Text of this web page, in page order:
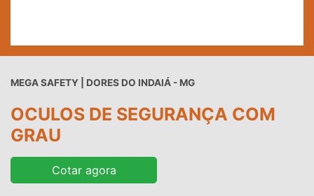
MEGA SAFETY | DORES DO INDAIÁ - MG
OCULOS DE SEGURANÇA COM
GRAU
Cotar agora